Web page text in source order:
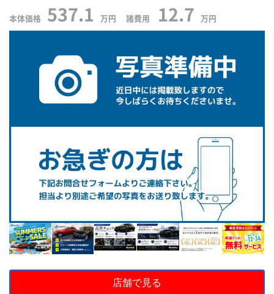
本体価格 537.1 万円 諸費用 12.7 万円
店舗で見る